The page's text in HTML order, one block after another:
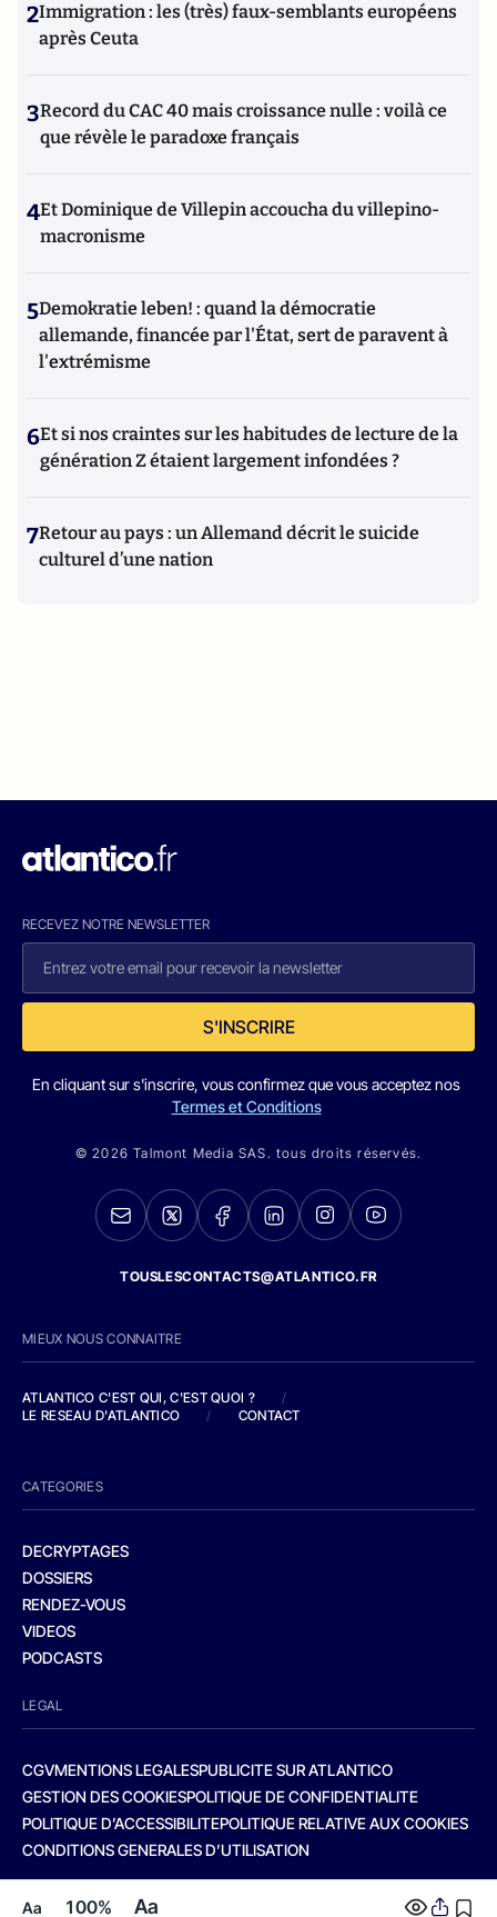
Aa 100% Aa
2Immigration : les (très) faux-semblants européens
après Ceuta
3Record du CAC 40 mais croissance nulle : voilà ce
que révèle le paradoxe français
4Et Dominique de Villepin accoucha du villepino-
macronisme
5Demokratie leben! : quand la démocratie
allemande, financée par l'État, sert de paravent à
l'extrémisme
6Et si nos craintes sur les habitudes de lecture de la
génération Z étaient largement infondées ?
7Retour au pays : un Allemand décrit le suicide
culturel d’une nation
RECEVEZ NOTRE NEWSLETTER
S'INSCRIRE
En cliquant sur s'inscrire, vous confirmez que vous acceptez nos
Termes et Conditions
© 2026 Talmont Media SAS. tous droits réservés.
TOUSLESCONTACTS@ATLANTICO.FR
MIEUX NOUS CONNAITRE
ATLANTICO C'EST QUI, C'EST QUOI ?
/
LE RESEAU D'ATLANTICO
/ CONTACT
CATEGORIES
DECRYPTAGES
DOSSIERS
RENDEZ-VOUS
VIDEOS
PODCASTS
LEGAL
CGVMENTIONS LEGALESPUBLICITE SUR ATLANTICO
GESTION DES COOKIESPOLITIQUE DE CONFIDENTIALITE
POLITIQUE D’ACCESSIBILITEPOLITIQUE RELATIVE AUX COOKIES
CONDITIONS GENERALES D’UTILISATION